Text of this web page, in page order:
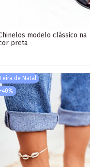
modelo clássico na
preta
Feira de Natal
-40%